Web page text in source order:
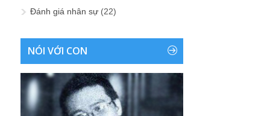
Đánh giá nhân sự (22)
NÓI VỚI CON